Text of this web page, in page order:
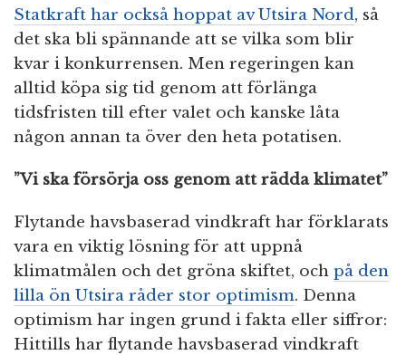
Statkraft har också hoppat av Utsira Nord, så
det ska bli spännande att se vilka som blir
kvar i konkurrensen. Men regeringen kan
alltid köpa sig tid genom att förlänga
tidsfristen till efter valet och kanske låta
någon annan ta över den heta potatisen.
”Vi ska försörja oss genom att rädda klimatet”
Flytande havsbaserad vindkraft har förklarats
vara en viktig lösning för att uppnå
klimatmålen och det gröna skiftet, och på den
lilla ön Utsira råder stor optimism. Denna
optimism har ingen grund i fakta eller siffror:
Hittills har flytande havsbaserad vindkraft